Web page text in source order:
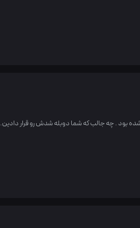
بود . چه جالب که شما دوبله شدش رو قرار دادین.